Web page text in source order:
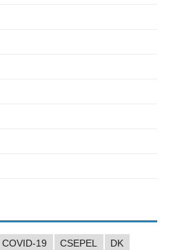
COVID-19 CSEPEL
DK